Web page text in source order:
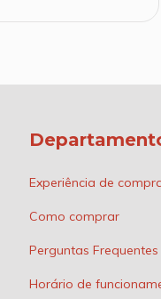
Experiência de
Como comprar
Perguntas Frequentes
Horário de